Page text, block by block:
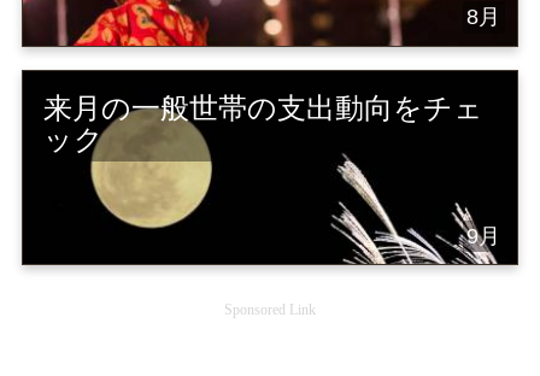
8月
来月の一般世帯の支出動向をチェ
ック
9月
Sponsored Link